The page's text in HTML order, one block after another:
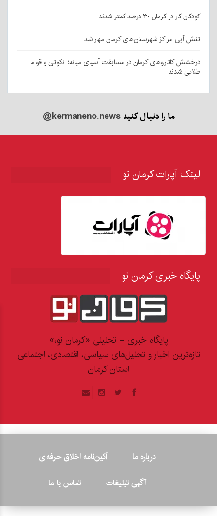
کودکان کار در کرمان ۳۰ درصد کمتر شدند
تنش آبی مراکز شهرستان‌های کرمان مهار شد
درخشش کاتاروهای کرمان در مسابقات آسیای میانه؛ انکوتی و قوام
طلایی شدند
ما را دنبال کنید@kermaneno.news
لینک آپارات کرمان نو
پایگاه خبری کرمان نو
پایگاه خبری - تحلیلی «کرمان نو،»
تازه‌ترین اخبار و تحلیل‌های سیاسی، اقتصادی، اجتماعی
استان کرمان
درباره ما
آئین‌نامه اخلاق حرفه‌ای
آگهی تبلیغات
تماس با ما